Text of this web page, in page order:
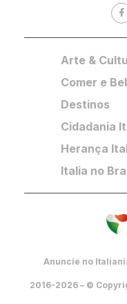
Arte &
Comer e
Destinos
Cidadania
Herança
Italia no
Anuncie no
2016-2026 – ©